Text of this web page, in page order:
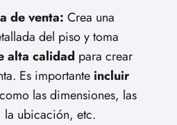
de venta: Crea una
del piso y toma
alta calidad para crear
Es importante incluir
las dimensiones, las
la ubicación, etc.